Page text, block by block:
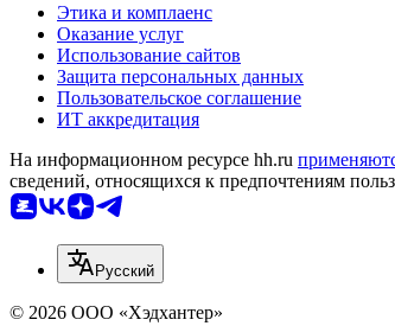
Этика и комплаенс
Оказание услуг
Использование сайтов
Защита персональных данных
Пользовательское соглашение
ИТ аккредитация
На информационном ресурсе hh.ru
сведений, относящихся к предпочтениям
Русский
© 2026 ООО «Хэдхантер»